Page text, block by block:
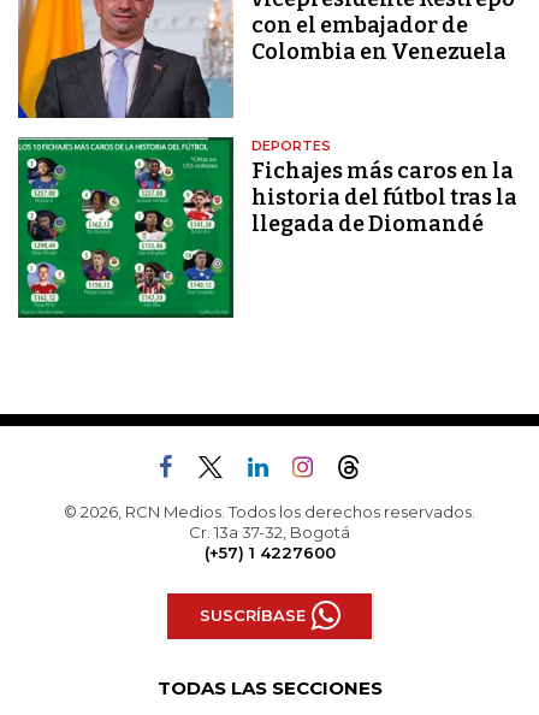
con el embajador de
Colombia en Venezuela
DEPORTES
Fichajes más caros en la
historia del fútbol tras la
llegada de Diomandé
© 2026, RCN Medios. Todos los derechos reservados.
Cr. 13a 37-32, Bogotá
(+57) 1 4227600
SUSCRÍBASE
TODAS LAS SECCIONES